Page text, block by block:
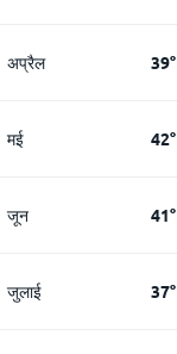
अप्रैल 39°
मई 42°
जून 41°
जुलाई 37°